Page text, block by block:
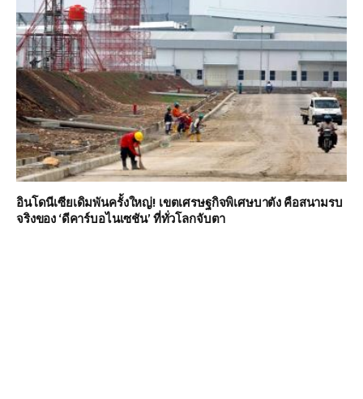
อินโดนีเซียเดิมพันครั้งใหญ่! เขตเศรษฐกิจพิเศษบาตัง คือสนามรบ
จริงของ ‘ดีคาร์บอไนเซชัน’ ที่ทั่วโลกจับตา